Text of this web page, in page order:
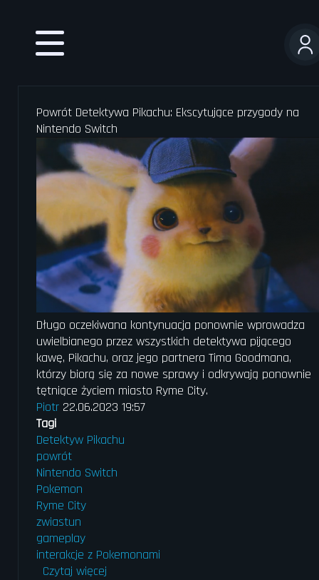
User
Powrót Detektywa Pikachu: Ekscytujące przygody na
Nintendo Switch
Długo oczekiwana kontynuacja ponownie wprowadza
uwielbianego przez wszystkich detektywa pijącego
kawę, Pikachu, oraz jego partnera Tima Goodmana,
którzy biorą się za nowe sprawy i odkrywają ponownie
tętniące życiem miasto Ryme City.
Piotr 22.06.2023 19:57
Tagi
Detektyw Pikachu
powrót
Nintendo Switch
Pokemon
Ryme City
zwiastun
gameplay
interakcje z Pokemonami
Czytaj więcej